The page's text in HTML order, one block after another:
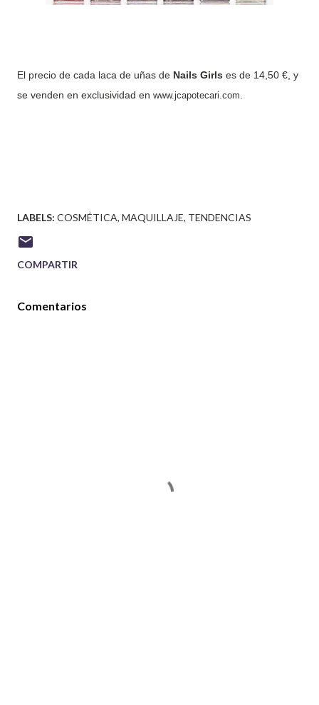
El precio de cada laca de uñas de Nails Girls es de 14,50 €, y
se venden en exclusividad en www.jcapotecari.com
LABELS: COSMÉTICA MAQUILLAJE TENDENCIAS
COMPARTIR
Comentarios